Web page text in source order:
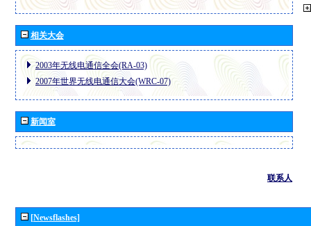
相关大会
2003年无线电通信全会(RA-03)
2007年世界无线电通信大会(WRC-07)
新闻室
联系人
[Newsflashes]